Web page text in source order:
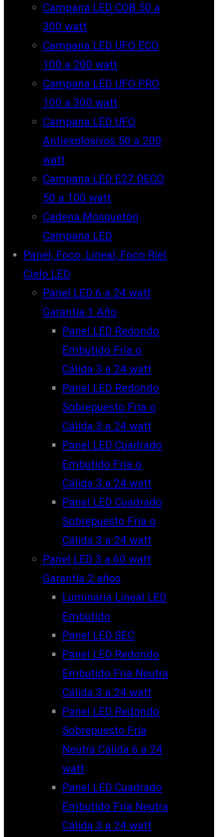
Campana LED COB 50 a
300 watt
Campana LED UFO ECO
100 a 200 watt
Campana LED UFO PRO
100 a 300 watt
Campana LED UFO
Antiexplosivos 50 a 200
watt
Campana LED E27 DECO
50 a 100 watt
Cadena Mosquetón
Campana LED
Panel, Foco, Lineal, Foco Riel
Cielo LED
Panel LED 6 a 24 watt
Garantía 1 Año
Panel LED Redondo
Embutido Fría o
Cálida 3 a 24 watt
Panel LED Redondo
Sobrepuesto Fría o
Cálida 3 a 24 watt
Panel LED Cuadrado
Embutido Fría o
Cálida 3 a 24 watt
Panel LED Cuadrado
Sobrepuesto Fría o
Cálida 3 a 24 watt
Panel LED 3 a 60 watt
Garantía 2 años
Luminaria Lineal LED
Embutido
Panel LED SEC
Panel LED Redondo
Embutido Fría Neutra
Cálida 3 a 24 watt
Panel LED Redondo
Sobrepuesto Fría
Neutra Cálida 6 a 24
watt
Panel LED Cuadrado
Embutido Fría Neutra
Cálida 3 a 24 watt